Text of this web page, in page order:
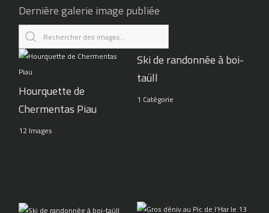
Dernière galerie image publiée
Hourquette de
Chermentas Piau
12 Images
Ski de randonnée à boi-
taüll
1 Catégorie